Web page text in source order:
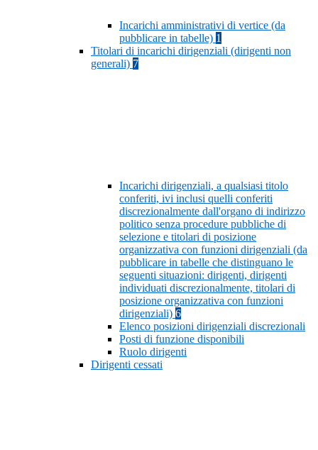
Incarichi amministrativi di vertice (da
pubblicare in tabelle) 1
Titolari di incarichi dirigenziali (dirigenti non
generali) 7
Incarichi dirigenziali, a qualsiasi titolo
conferiti, ivi inclusi quelli conferiti
discrezionalmente dall'organo di indirizzo
politico senza procedure pubbliche di
selezione e titolari di posizione
organizzativa con funzioni dirigenziali (da
pubblicare in tabelle che distinguano le
seguenti situazioni: dirigenti, dirigenti
individuati discrezionalmente, titolari di
posizione organizzativa con funzioni
dirigenziali) 6
Elenco posizioni dirigenziali discrezionali
Posti di funzione disponibili
Ruolo dirigenti
Dirigenti cessati